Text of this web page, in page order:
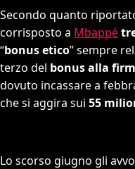
Secondo quanto
corrisposto a Mbappé
“bonus etico” sempre
terzo del bonus alla
dovuto incassare a
che si aggira sui 55
Lo scorso giugno gli